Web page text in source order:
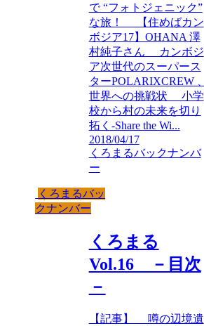
で “フォトジェニック”
な旅！ 【住めばカン
ボジア17】OHANA 澤
村純子さん カンボジ
ア次世代のスーパース
ターPOLARIXCREW 、
世界への挑戦状 小学
校から村の未来を切り
拓く-Share the Wi...
2018/04/17
くろまるバックナンバ
ー
くろまるバッ
クナンバー
くろまる
Vol.16 －目次
－
【記事】 噂の辺境遺